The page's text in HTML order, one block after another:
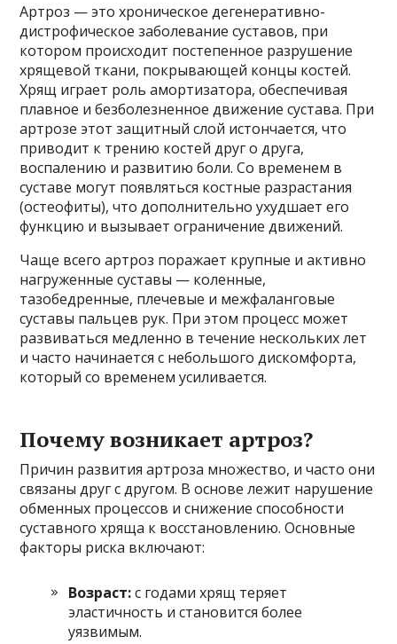
Артроз — это хроническое дегенеративно-
дистрофическое заболевание суставов, при
котором происходит постепенное разрушение
хрящевой ткани, покрывающей концы костей.
Хрящ играет роль амортизатора, обеспечивая
плавное и безболезненное движение сустава. При
артрозе этот защитный слой истончается, что
приводит к трению костей друг о друга,
воспалению и развитию боли. Со временем в
суставе могут появляться костные разрастания
(остеофиты), что дополнительно ухудшает его
функцию и вызывает ограничение движений.
Чаще всего артроз поражает крупные и активно
нагруженные суставы — коленные,
тазобедренные, плечевые и межфаланговые
суставы пальцев рук. При этом процесс может
развиваться медленно в течение нескольких лет
и часто начинается с небольшого дискомфорта,
который со временем усиливается.
Почему возникает артроз?
Причин развития артроза множество, и часто они
связаны друг с другом. В основе лежит нарушение
обменных процессов и снижение способности
суставного хряща к восстановлению. Основные
факторы риска включают:
Возраст:с годами хрящ теряет
эластичность и становится более
уязвимым.